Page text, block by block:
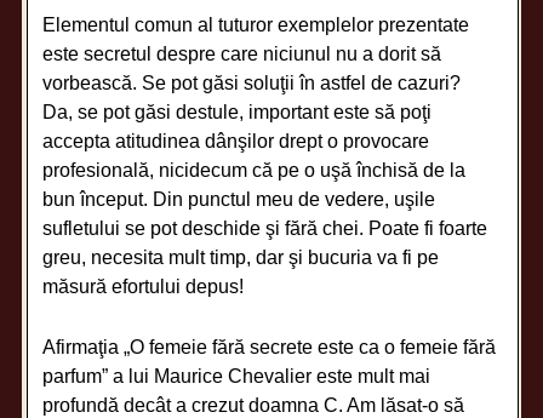
Elementul comun al tuturor exemplelor prezentate
este secretul despre care niciunul nu a dorit să
vorbească. Se pot găsi soluţii în astfel de cazuri?
Da, se pot găsi destule, important este să poţi
accepta atitudinea dânşilor drept o provocare
profesională, nicidecum că pe o uşă închisă de la
bun început. Din punctul meu de vedere, uşile
sufletului se pot deschide şi fără chei. Poate fi foarte
greu, necesita mult timp, dar şi bucuria va fi pe
măsură efortului depus!
Afirmaţia „O femeie fără secrete este ca o femeie fără
parfum” a lui Maurice Chevalier este mult mai
profundă decât a crezut doamna C. Am lăsat-o să